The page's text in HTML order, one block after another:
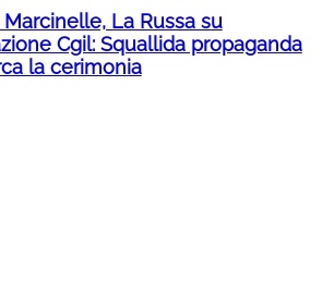
Marcinelle, La Russa su
Cgil: Squallida propaganda
la cerimonia